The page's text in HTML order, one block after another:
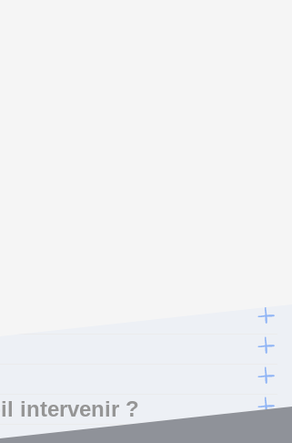
intervenir ?